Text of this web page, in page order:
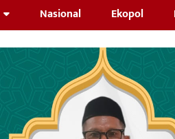
Nasional Ekopol